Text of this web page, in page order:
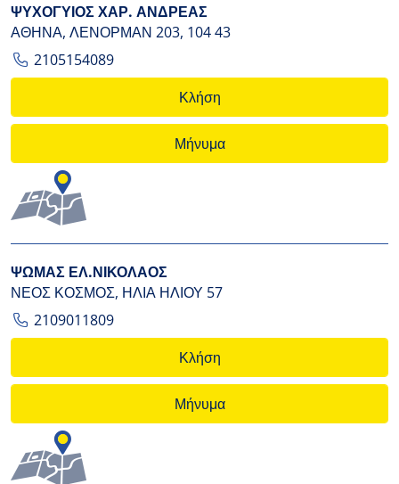
ΨΥΧΟΓΥΙΟΣ ΧΑΡ. ΑΝΔΡΕΑΣ
ΑΘΗΝΑ, ΛΕΝΟΡΜΑΝ 203, 104 43
2105154089
Κλήση
Μήνυμα
ΨΩΜΑΣ ΕΛ.ΝΙΚΟΛΑΟΣ
ΝΕΟΣ ΚΟΣΜΟΣ, ΗΛΙΑ ΗΛΙΟΥ 57
2109011809
Κλήση
Μήνυμα